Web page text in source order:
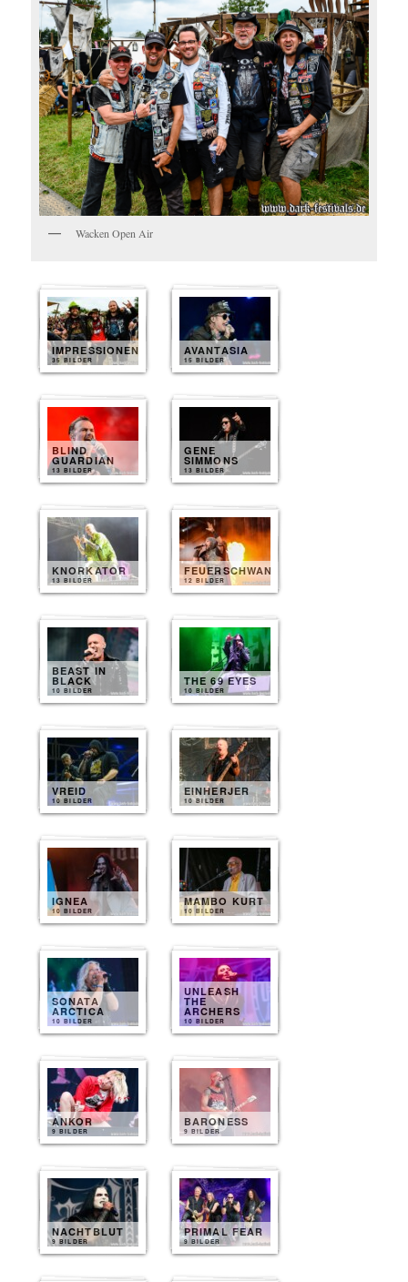
Wacken Open Air
IMPRESSIONEN
35 BILDER
AVANTASIA
15 BILDER
BLIND
GUARDIAN
13 BILDER
GENE
SIMMONS
13 BILDER
KNORKATOR
13 BILDER
FEUERSCHWANZ
12 BILDER
BEAST IN
BLACK
10 BILDER
THE 69 EYES
10 BILDER
VREID
10 BILDER
EINHERJER
10 BILDER
IGNEA
10 BILDER
MAMBO KURT
10 BILDER
SONATA
ARCTICA
10 BILDER
UNLEASH
THE
ARCHERS
10 BILDER
ANKOR
9 BILDER
BARONESS
9 BILDER
NACHTBLUT
9 BILDER
PRIMAL FEAR
9 BILDER